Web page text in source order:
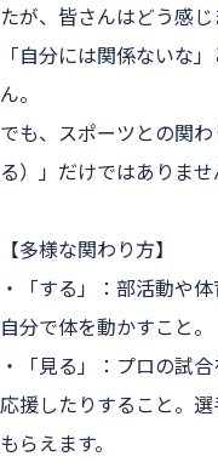
たが、皆さんはどう感じ
「自分には関係ないな
ん。
でも、スポーツとの関
る）」だけではありませ
【多様な関わり方】
・「する」：部活動や
自分で体を動かすこと。
・「見る」：プロの試
応援したりすること。
もらえます。